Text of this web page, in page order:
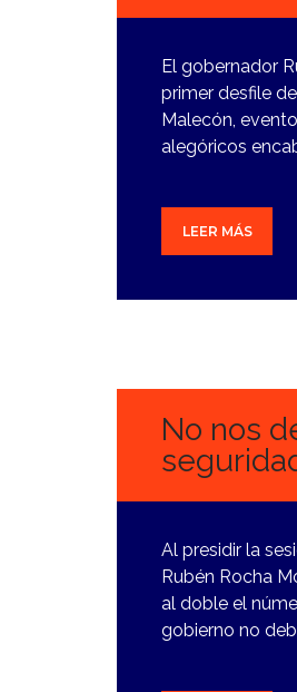
El gobernador
primer desfile
Malecón,
alegóricos
LEER MÁS
No nos
Al presidir la
Rubén Rocha
al doble el
gobierno no